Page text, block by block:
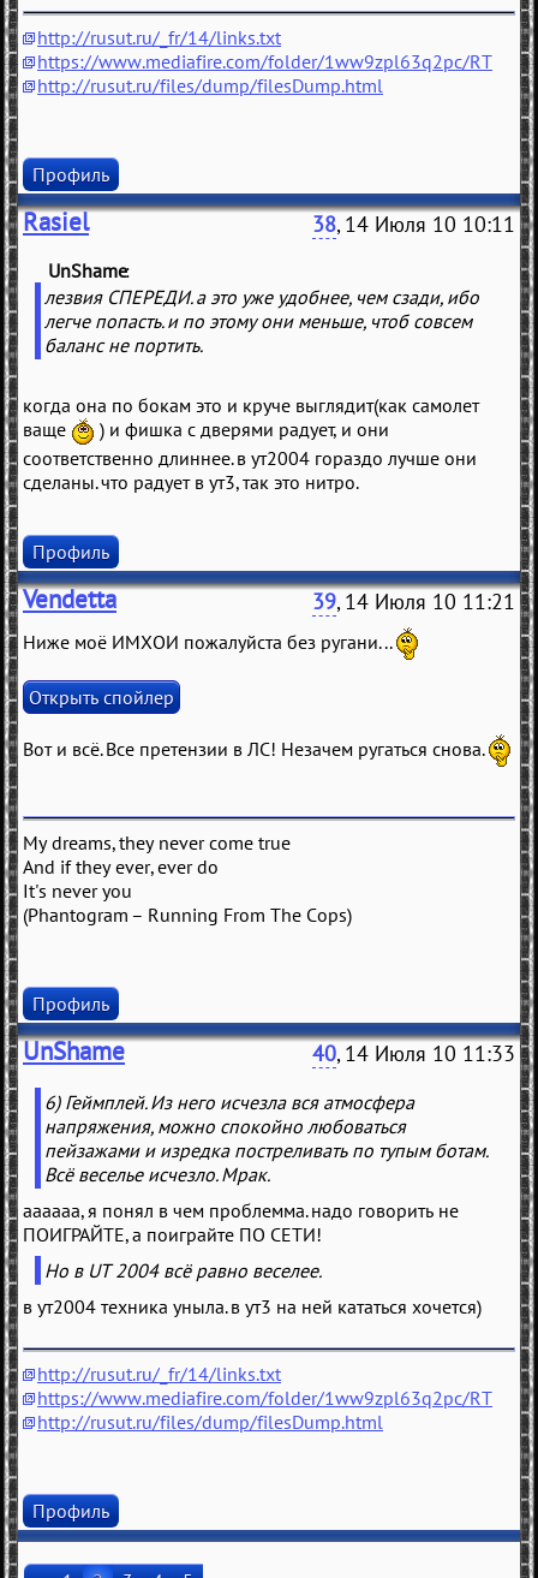
http://rusut.ru/_fr/14/links.txt
https://www.mediafire.com/folder/1ww9zpl63q2pc/RT
http://rusut.ru/files/dump/filesDump.html
Профиль
Rasiel 38, 14 Июля 10 10:11
UnShame
лезвия СПЕРЕДИ. а это уже удобнее, чем сзади, ибо
легче попасть. и по этому они меньше, чтоб совсем
баланс не портить.
когда она по бокам это и круче выглядит(как самолет
ваще
) и фишка с дверями радует, и они
соответственно длиннее. в ут2004 гораздо лучше они
сделаны. что радует в ут3, так это нитро.
Профиль
Vendetta 39, 14 Июля 10 11:21
Ниже моё ИМХОИ пожалуйста без ругани...
Вот и всё. Все претензии в ЛС! Незачем ругаться снова.
My dreams, they never come true
And if they ever, ever do
It's never you
(Phantogram – Running From The Cops)
Профиль
UnShame 40, 14 Июля 10 11:33
6) Геймплей. Из него исчезла вся атмосфера
напряжения, можно спокойно любоваться
пейзажами и изредка постреливать по тупым ботам.
Всё веселье исчезло. Мрак.
аааааа, я понял в чем проблемма. надо говорить не
ПОИГРАЙТЕ, а поиграйте ПО СЕТИ!
Но в UT 2004 всё равно веселее.
в ут2004 техника уныла. в ут3 на ней кататься хочется)
http://rusut.ru/_fr/14/links.txt
https://www.mediafire.com/folder/1ww9zpl63q2pc/RT
http://rusut.ru/files/dump/filesDump.html
Профиль